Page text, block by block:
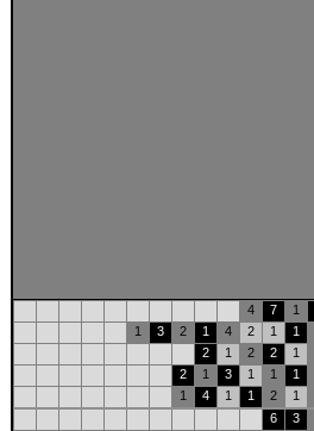
4
7 1
1
3 2 1 4 2 1 1
2
1 2 2 1
2
1 3 1 1 1
1
4 1 1 2 1
6
3